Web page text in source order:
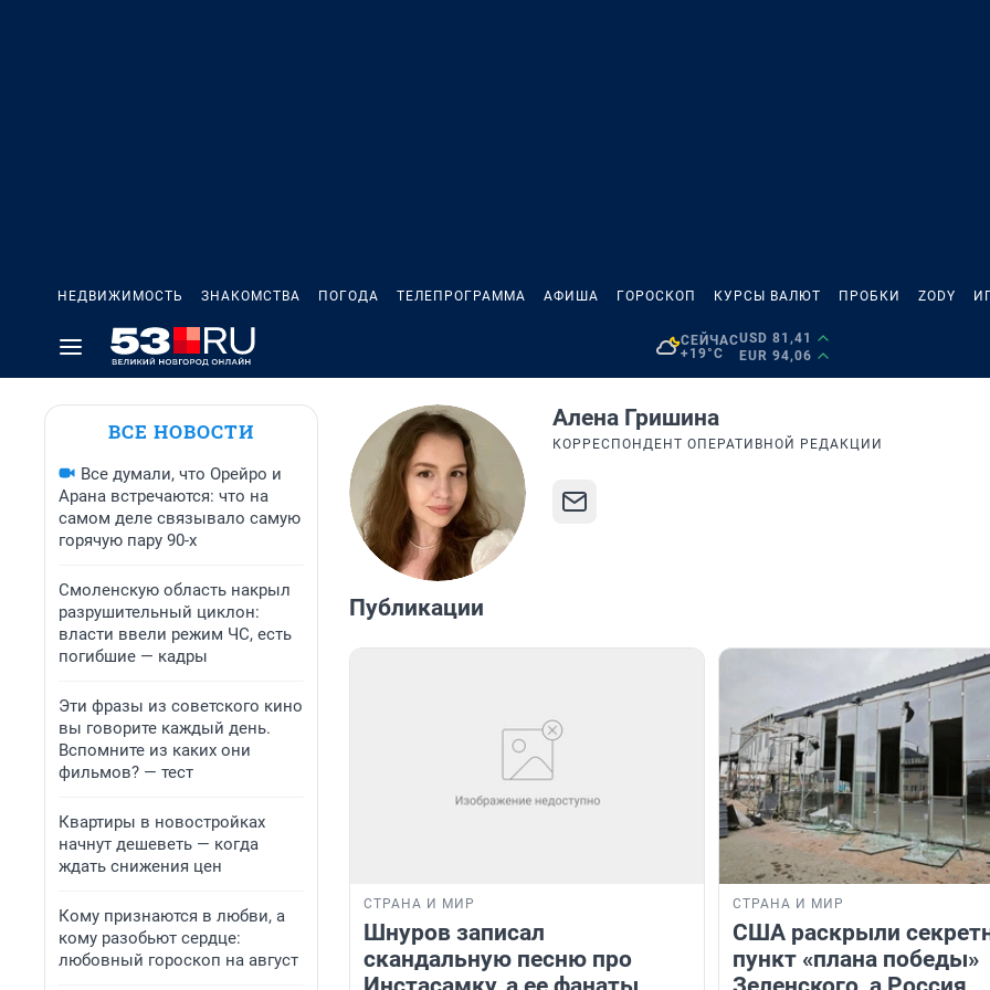
НЕДВИЖИМОСТЬ ЗНАКОМСТВА ПОГОДА ТЕЛЕПРОГРАММА АФИША ГОРОСКОП КУРСЫ ВАЛЮТ ПРОБКИ ZODY
СЕЙЧАС
+19°C
USD 81,41
EUR 94,06
ВСЕ НОВОСТИ
Все думали, что Орейро и
Арана встречаются: что на
самом деле связывало самую
горячую пару 90-х
Смоленскую область накрыл
разрушительный циклон:
власти ввели режим ЧС, есть
погибшие — кадры
Эти фразы из советского кино
вы говорите каждый день.
Вспомните из каких они
фильмов? — тест
Квартиры в новостройках
начнут дешеветь — когда
ждать снижения цен
Кому признаются в любви, а
кому разобьют сердце:
любовный гороскоп на август
Алена Гришина
КОРРЕСПОНДЕНТ ОПЕРАТИВНОЙ РЕДАКЦИИ
Публикации
СТРАНА И МИР
Шнуров записал
скандальную песню про
СТРАНА И МИР
США раскрыли
пункт «плана победы»